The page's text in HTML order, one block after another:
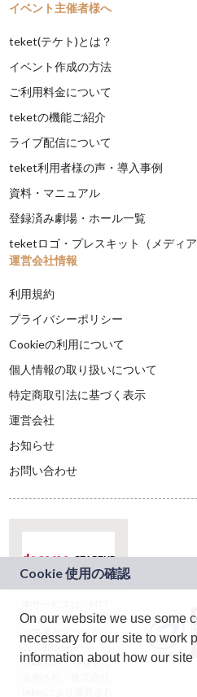
イベント主催者様へ
teket(テケト)とは？
イベント作成の方法
ご利用料金について
teketの機能ご紹介
ライブ配信について
teket利用者様の声・導入事例
資料・マニュアル
登録済み劇場・ホール一覧
teketロゴ・プレスキット（メディア
運営会社情報
利用規約
プライバシーポリシー
Cookieの利用について
個人情報の取り扱いについて
特定商取引法に基づく表示
運営会社
お知らせ
お問い合わせ
ドコモグループの新
規事業創出プログラ
ム「docomo
STARTUP」を通じて
On our website we use some
necessary for our site to work
information about how our site